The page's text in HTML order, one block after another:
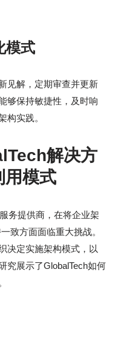
模式
见解，定期审查并更新
够保持敏捷性，及时响
构实践。
解决方
用模式
务提供商，在将企业架
致方面面临重大挑战。
决定实施架构模式，以
究展示了GlobalTech如何